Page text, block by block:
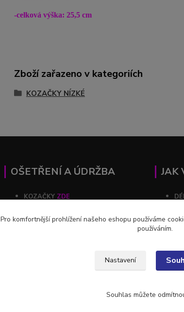
-celková výška: 25,5 cm
Zboží zařazeno v kategoriích
KOZAČKY NÍZKÉ
OŠETŘENÍ A ÚDRŽBA
KOZAČKY ZDE
JAK
Pro komfortnější prohlížení našeho eshopu používáme
používáním.
Nastavení
Souhlas můžete